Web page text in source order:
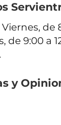
de
de 9:00 a
y